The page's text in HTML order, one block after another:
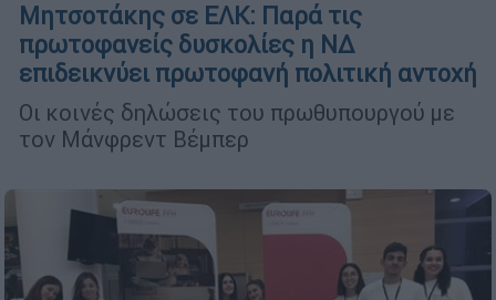
Μητσοτάκης σε ΕΛΚ: Παρά τις
πρωτοφανείς δυσκολίες η ΝΔ
επιδεικνύει πρωτοφανή πολιτική αντοχή
Οι κοινές δηλώσεις του πρωθυπουργού με
τον Μάνφρεντ Βέμπερ